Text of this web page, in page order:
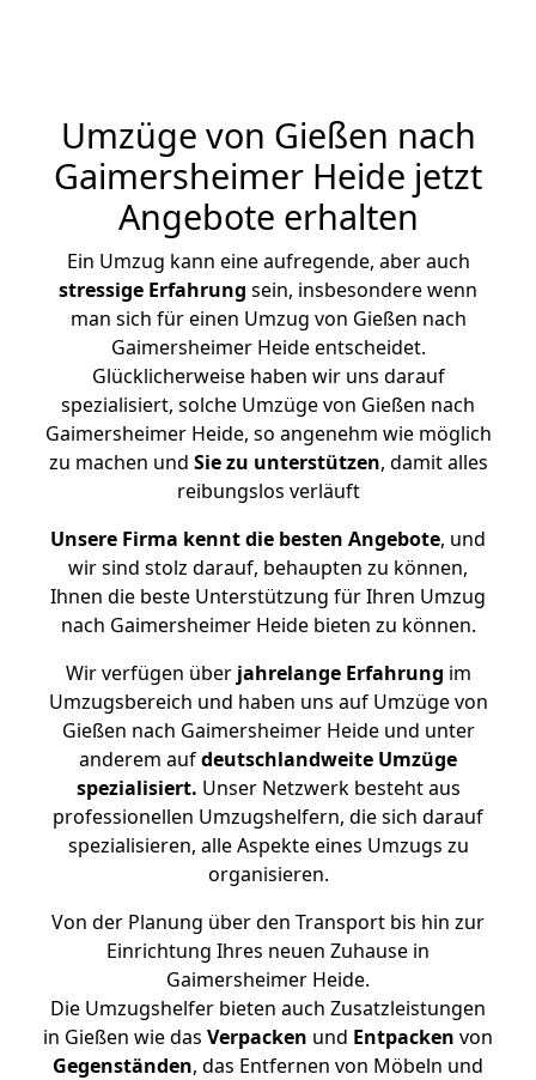
Umzüge von Gießen nach
Gaimersheimer Heide jetzt
Angebote erhalten
Ein Umzug kann eine aufregende, aber auch
stressige Erfahrung sein, insbesondere wenn
man sich für einen Umzug von Gießen nach
Gaimersheimer Heide entscheidet.
Glücklicherweise haben wir uns darauf
spezialisiert, solche Umzüge von Gießen nach
Gaimersheimer Heide, so angenehm wie möglich
zu machen und Sie zu unterstützen, damit alles
reibungslos verläuft
Unsere Firma kennt die besten Angebote, und
wir sind stolz darauf, behaupten zu können,
Ihnen die beste Unterstützung für Ihren Umzug
nach Gaimersheimer Heide bieten zu können.
Wir verfügen überjahrelange Erfahrung im
Umzugsbereich und haben uns auf Umzüge von
Gießen nach Gaimersheimer Heide und unter
anderem aufdeutschlandweite Umzüge
spezialisiert. Unser Netzwerk besteht aus
professionellen Umzugshelfern, die sich darauf
spezialisieren, alle Aspekte eines Umzugs zu
organisieren.
Von der Planung über den Transport bis hin zur
Einrichtung Ihres neuen Zuhause in
Gaimersheimer Heide.
Die Umzugshelfer bieten auch Zusatzleistungen
in Gießen wie das Verpacken und Entpacken von
Gegenständen, das Entfernen von Möbeln und